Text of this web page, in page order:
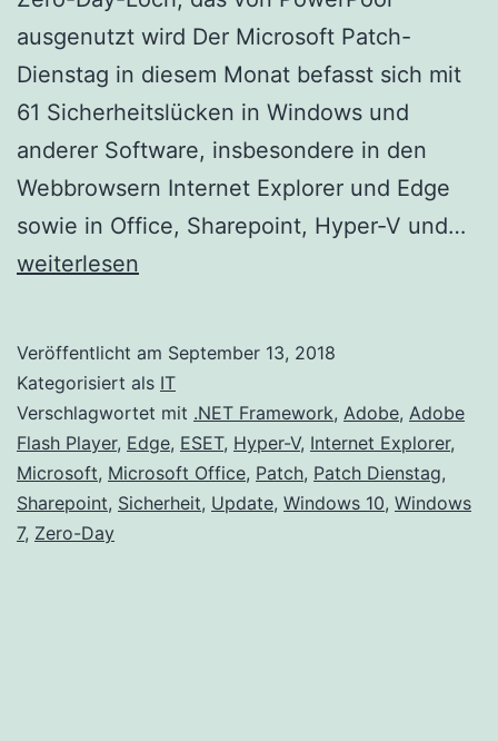
ausgenutzt wird Der Microsoft Patch-
Dienstag in diesem Monat befasst sich mit
61 Sicherheitslücken in Windows und
anderer Software, insbesondere in den
Webbrowsern Internet Explorer und Edge
sowie in Office, Sharepoint, Hyper-V und…
weiterlesen
Veröffentlicht am September 13, 2018
Kategorisiert als IT
Verschlagwortet mit .NET Framework, Adobe, Adobe
Flash Player, Edge, ESET, Hyper-V, Internet Explorer,
Microsoft, Microsoft Office, Patch, Patch Dienstag,
Sharepoint, Sicherheit, Update, Windows 10, Windows
7, Zero-Day